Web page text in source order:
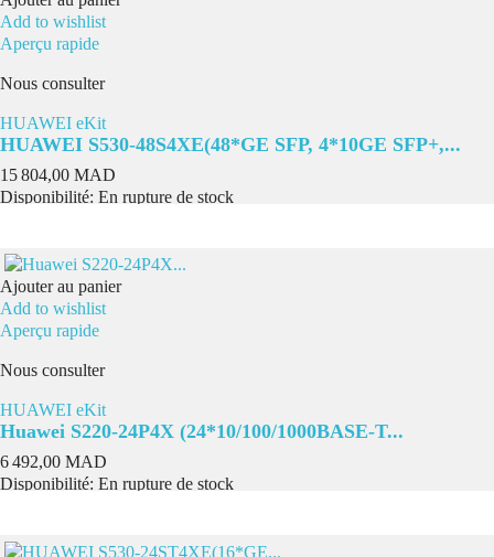
Add to wishlist
Aperçu rapide
Nous consulter
HUAWEI eKit
HUAWEI S530-48S4XE(48*GE SFP, 4*10GE SFP+,...
Prix
15 804,00 MAD
Disponibilité: En rupture de stock
Ajouter au panier
Add to wishlist
Aperçu rapide
Nous consulter
HUAWEI eKit
Huawei S220-24P4X (24*10/100/1000BASE-T...
Prix
6 492,00 MAD
Disponibilité: En rupture de stock